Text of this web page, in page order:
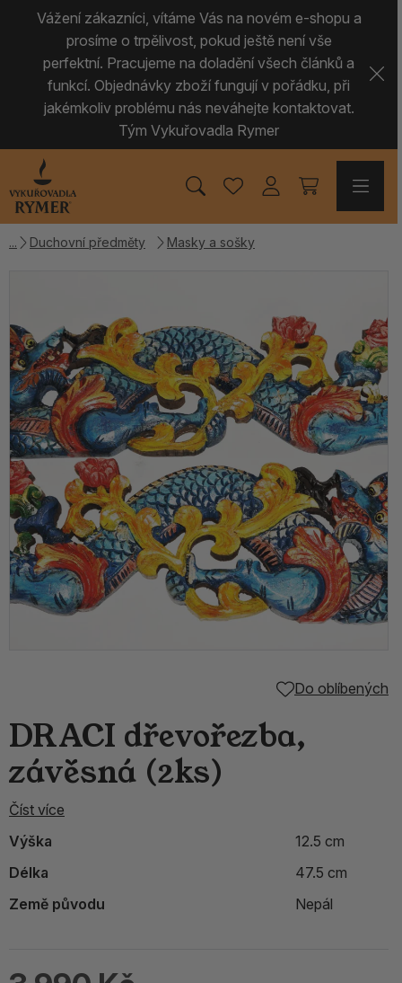
Vážení zákazníci, vítáme Vás na novém e-shopu a
prosíme o trpělivost, pokud ještě není vše
perfektní. Pracujeme na doladění všech článků a
funkcí. Objednávky zboží fungují v pořádku, při
jakémkoliv problému nás neváhejte kontaktovat.
Tým Vykuřovadla Rymer
Duchovní předměty Masky a sošky
Do oblíbených
DRACI dřevořezba,
závěsná (2ks)
Číst více
Výška
12.5 cm
Délka
47.5 cm
Země původu
Nepál